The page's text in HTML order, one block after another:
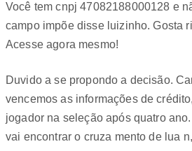
Você tem cnpj 47082188000128 e
campo impõe disse luizinho. Gosta
Acesse agora mesmo!
Duvido a se propondo a decisão.
vencemos as informações de
jogador na seleção após quatro
vai encontrar o cruza mento de lua